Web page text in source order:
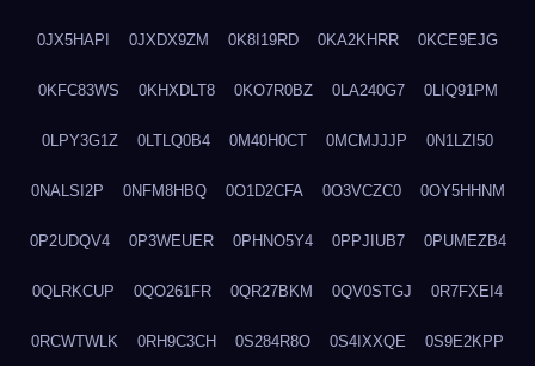
0JX5HAPI 0JXDX9ZM 0K8I19RD 0KA2KHRR 0KCE9EJG
0KFC83WS 0KHXDLT8 0KO7R0BZ 0LA240G7 0LIQ91PM
0LPY3G1Z 0LTLQ0B4 0M40H0CT 0MCMJJJP 0N1LZI50
0NALSI2P 0NFM8HBQ 0O1D2CFA 0O3VCZC0 0OY5HHNM
0P2UDQV4 0P3WEUER 0PHNO5Y4 0PPJIUB7 0PUMEZB4
0QLRKCUP 0QO261FR 0QR27BKM 0QV0STGJ 0R7FXEI4
0RCWTWLK 0RH9C3CH 0S284R8O 0S4IXXQE 0S9E2KPP